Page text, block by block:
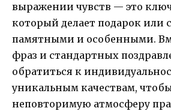
выражении чувств — это
который делает подарок или
памятными и особенными.
фраз и стандартных
обратиться к
уникальным качествам,
неповторимую атмосферу